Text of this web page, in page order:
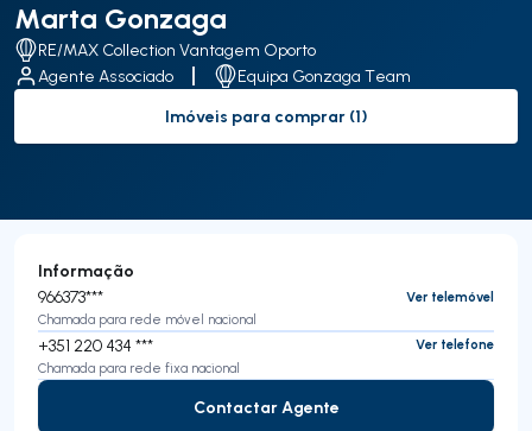
Marta Gonzaga
RE/MAX Collection Vantagem Oporto
Agente Associado
Equipa Gonzaga Team
to-buy-listing
Imóveis para comprar (1)
Informação
966373***
Ver telemóvel
Chamada para rede móvel nacional
+351 220 434 ***
Ver telefone
Chamada para rede fixa nacional
Contactar Agente
Contactar Agente